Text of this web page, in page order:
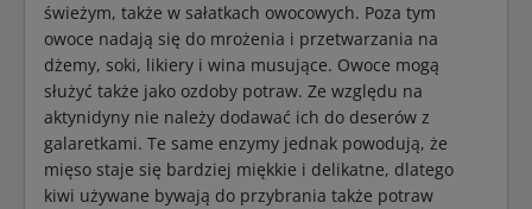
świeżym, także w sałatkach owocowych. Poza tym
owoce nadają się do mrożenia i przetwarzania na
dżemy, soki, likiery i wina musujące. Owoce mogą
służyć także jako ozdoby potraw. Ze względu na
aktynidyny nie należy dodawać ich do deserów z
galaretkami. Te same enzymy jednak powodują, że
mięso staje się bardziej miękkie i delikatne, dlatego
kiwi używane bywają do przybrania także potraw